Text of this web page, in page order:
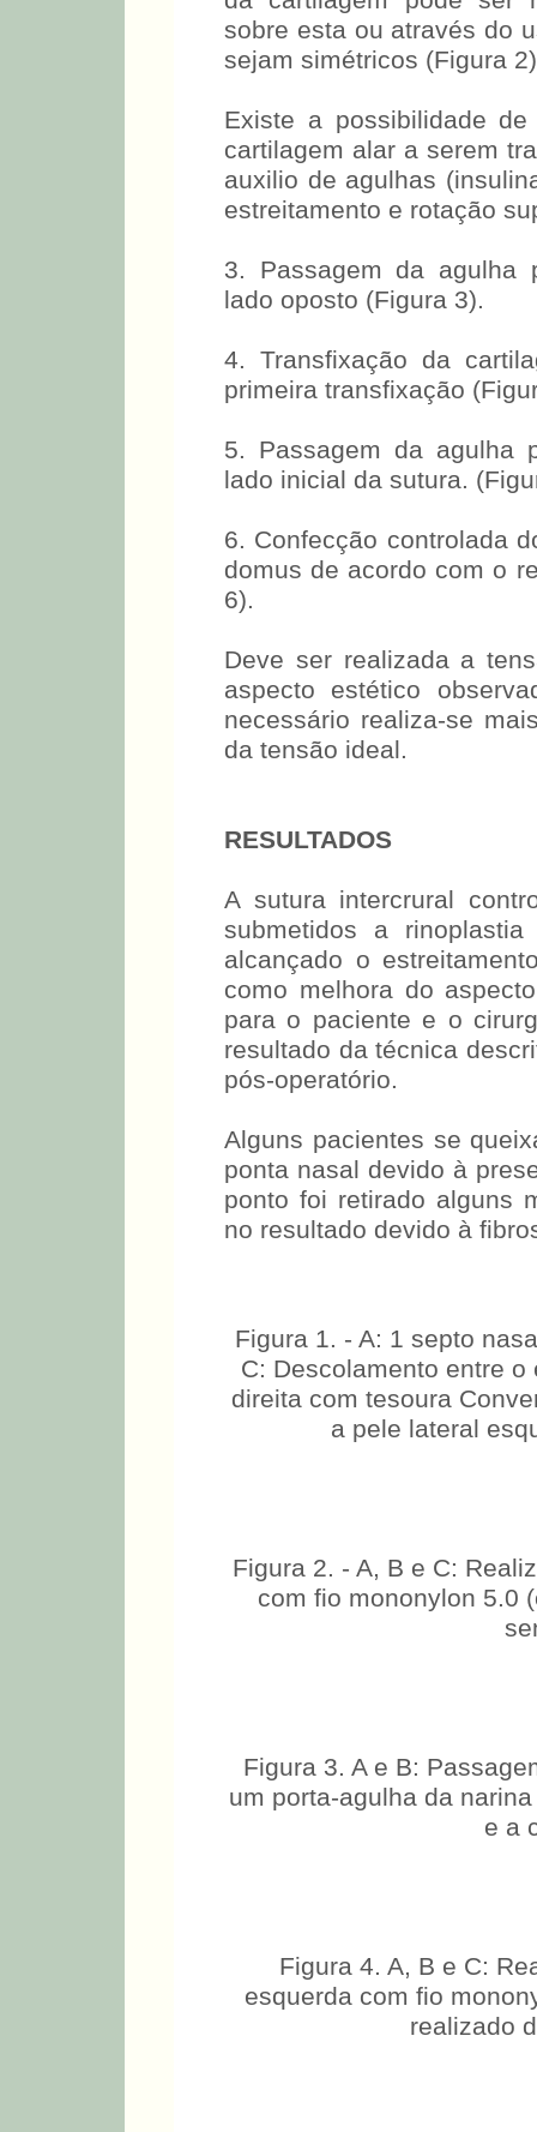
sobre esta ou através do
sejam simétricos (Figura
Existe a possibilidade
cartilagem alar a serem
auxilio de agulhas
estreitamento e rotação
3. Passagem da agulha
lado oposto (Figura 3).
4. Transfixação da
primeira transfixação
5. Passagem da agulha
lado inicial da sutura.
6. Confecção controlada
domus de acordo com o
6).
Deve ser realizada a
aspecto estético
necessário realiza-se
da tensão ideal.
RESULTADOS
A sutura intercrural
submetidos a
alcançado o
como melhora do
para o paciente e o
resultado da técnica
pós-operatório.
Alguns pacientes se
ponta nasal devido à
ponto foi retirado alguns
no resultado devido à
Figura 1. - A: 1 septo
C: Descolamento entre
direita com tesoura
a pele lateral
Figura 2. - A, B e C:
com fio mononylon 5.0
Figura 3. A e B:
um porta-agulha da
e a
Figura 4. A, B e C:
esquerda com fio
realizado